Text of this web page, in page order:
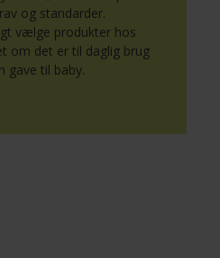
og standarder.
vælge produkter hos
om det er til daglig brug
gave til baby.